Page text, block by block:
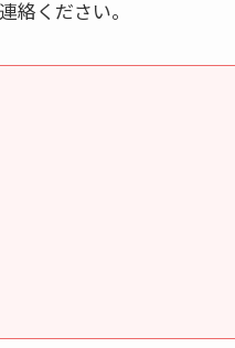
絡ください。